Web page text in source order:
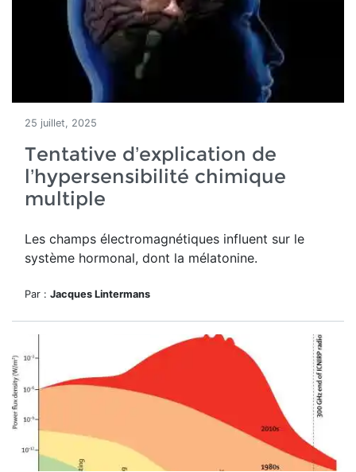
25 juillet, 2025
Tentative d’explication de
l’hypersensibilité chimique
multiple
Les champs électromagnétiques influent sur le
système hormonal, dont la mélatonine.
Par : Jacques Lintermans